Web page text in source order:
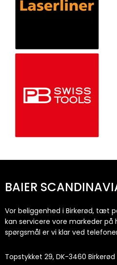
BAIER
Vor beliggenhed i Birkerød, tæt
kan servicere vore markeder på
spørgsmål er vi klar ved
Topstykket 29, DK-3460 Birkerød